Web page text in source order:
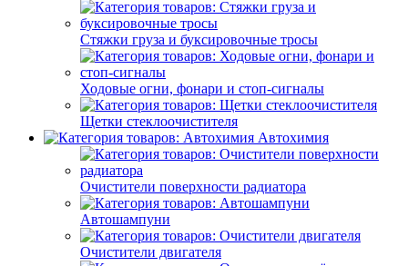
Стяжки груза и буксировочные тросы
Ходовые огни, фонари и стоп-сигналы
Щетки стеклоочистителя
Автохимия
Очистители поверхности радиатора
Автошампуни
Очистители двигателя